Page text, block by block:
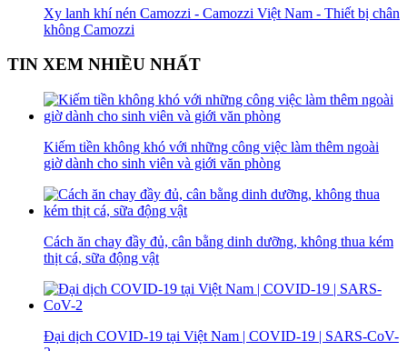
Xy lanh khí nén Camozzi - Camozzi Việt Nam - Thiết bị chân
không Camozzi
TIN XEM NHIỀU NHẤT
Kiếm tiền không khó với những công việc làm thêm ngoài
giờ dành cho sinh viên và giới văn phòng
Cách ăn chay đầy đủ, cân bằng dinh dưỡng, không thua kém
thịt cá, sữa động vật
Đại dịch COVID-19 tại Việt Nam | COVID-19 | SARS-CoV-